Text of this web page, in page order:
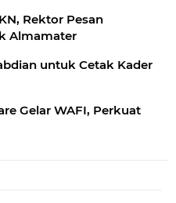
Rektor Pesan
Almamater
untuk Cetak Kader
Gelar WAFI, Perkuat